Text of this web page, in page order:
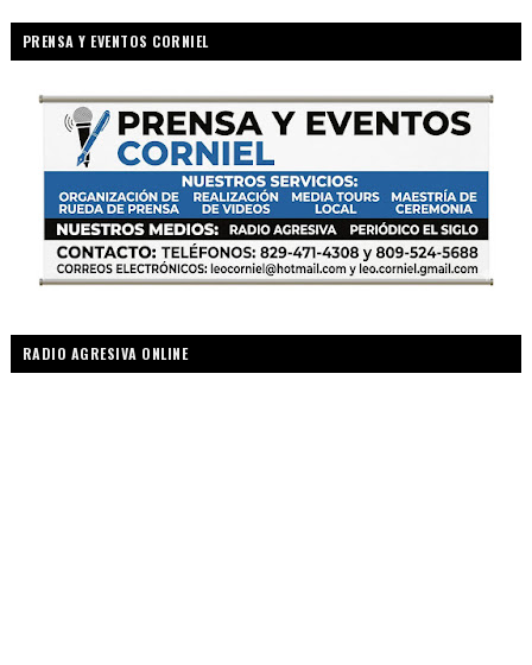
PRENSA Y EVENTOS CORNIEL
RADIO AGRESIVA ONLINE